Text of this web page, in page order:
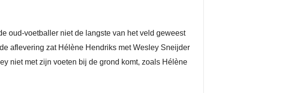
oud-voetballer niet de langste van het veld geweest
aflevering zat Hélène Hendriks met Wesley Sneijder
niet met zijn voeten bij de grond komt, zoals Hélène